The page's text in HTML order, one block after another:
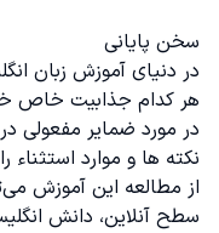
سخن پایانی
در دنیای آموزش زبان
هر کدام جذابیت خاص
در مورد ضمایر مفعولی
نکته ها و موارد
از مطالعه این آموزش
سطح آنلاین، دانش